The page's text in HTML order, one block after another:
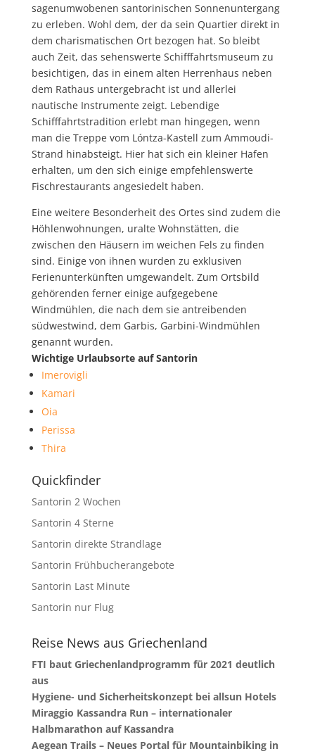
sagenumwobenen santorinischen Sonnenuntergang
zu erleben. Wohl dem, der da sein Quartier direkt in
dem charismatischen Ort bezogen hat. So bleibt
auch Zeit, das sehenswerte Schifffahrtsmuseum zu
besichtigen, das in einem alten Herrenhaus neben
dem Rathaus untergebracht ist und allerlei
nautische Instrumente zeigt. Lebendige
Schifffahrtstradition erlebt man hingegen, wenn
man die Treppe vom Lóntza-Kastell zum Ammoudi-
Strand hinabsteigt. Hier hat sich ein kleiner Hafen
erhalten, um den sich einige empfehlenswerte
Fischrestaurants angesiedelt haben.
Eine weitere Besonderheit des Ortes sind zudem die
Höhlenwohnungen, uralte Wohnstätten, die
zwischen den Häusern im weichen Fels zu finden
sind. Einige von ihnen wurden zu exklusiven
Ferienunterkünften umgewandelt. Zum Ortsbild
gehörenden ferner einige aufgegebene
Windmühlen, die nach dem sie antreibenden
südwestwind, dem Garbis, Garbini-Windmühlen
genannt wurden.
Wichtige Urlaubsorte auf Santorin
Imerovigli
Kamari
Oia
Perissa
Thira
Quickfinder
Santorin 2 Wochen
Santorin 4 Sterne
Santorin direkte Strandlage
Santorin Frühbucherangebote
Santorin Last Minute
Santorin nur Flug
Reise News aus Griechenland
FTI baut Griechenlandprogramm für 2021 deutlich
aus
Hygiene- und Sicherheitskonzept bei allsun Hotels
Miraggio Kassandra Run – internationaler
Halbmarathon auf Kassandra
Aegean Trails – Neues Portal für Mountainbiking in